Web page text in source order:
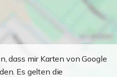
dass mir Karten von Google
Es gelten die